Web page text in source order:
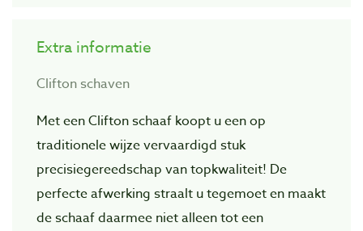
Extra informatie
Clifton schaven
Met een Clifton schaaf koopt u een op
traditionele wijze vervaardigd stuk
precisiegereedschap van topkwaliteit! De
perfecte afwerking straalt u tegemoet en maakt
de schaaf daarmee niet alleen tot een